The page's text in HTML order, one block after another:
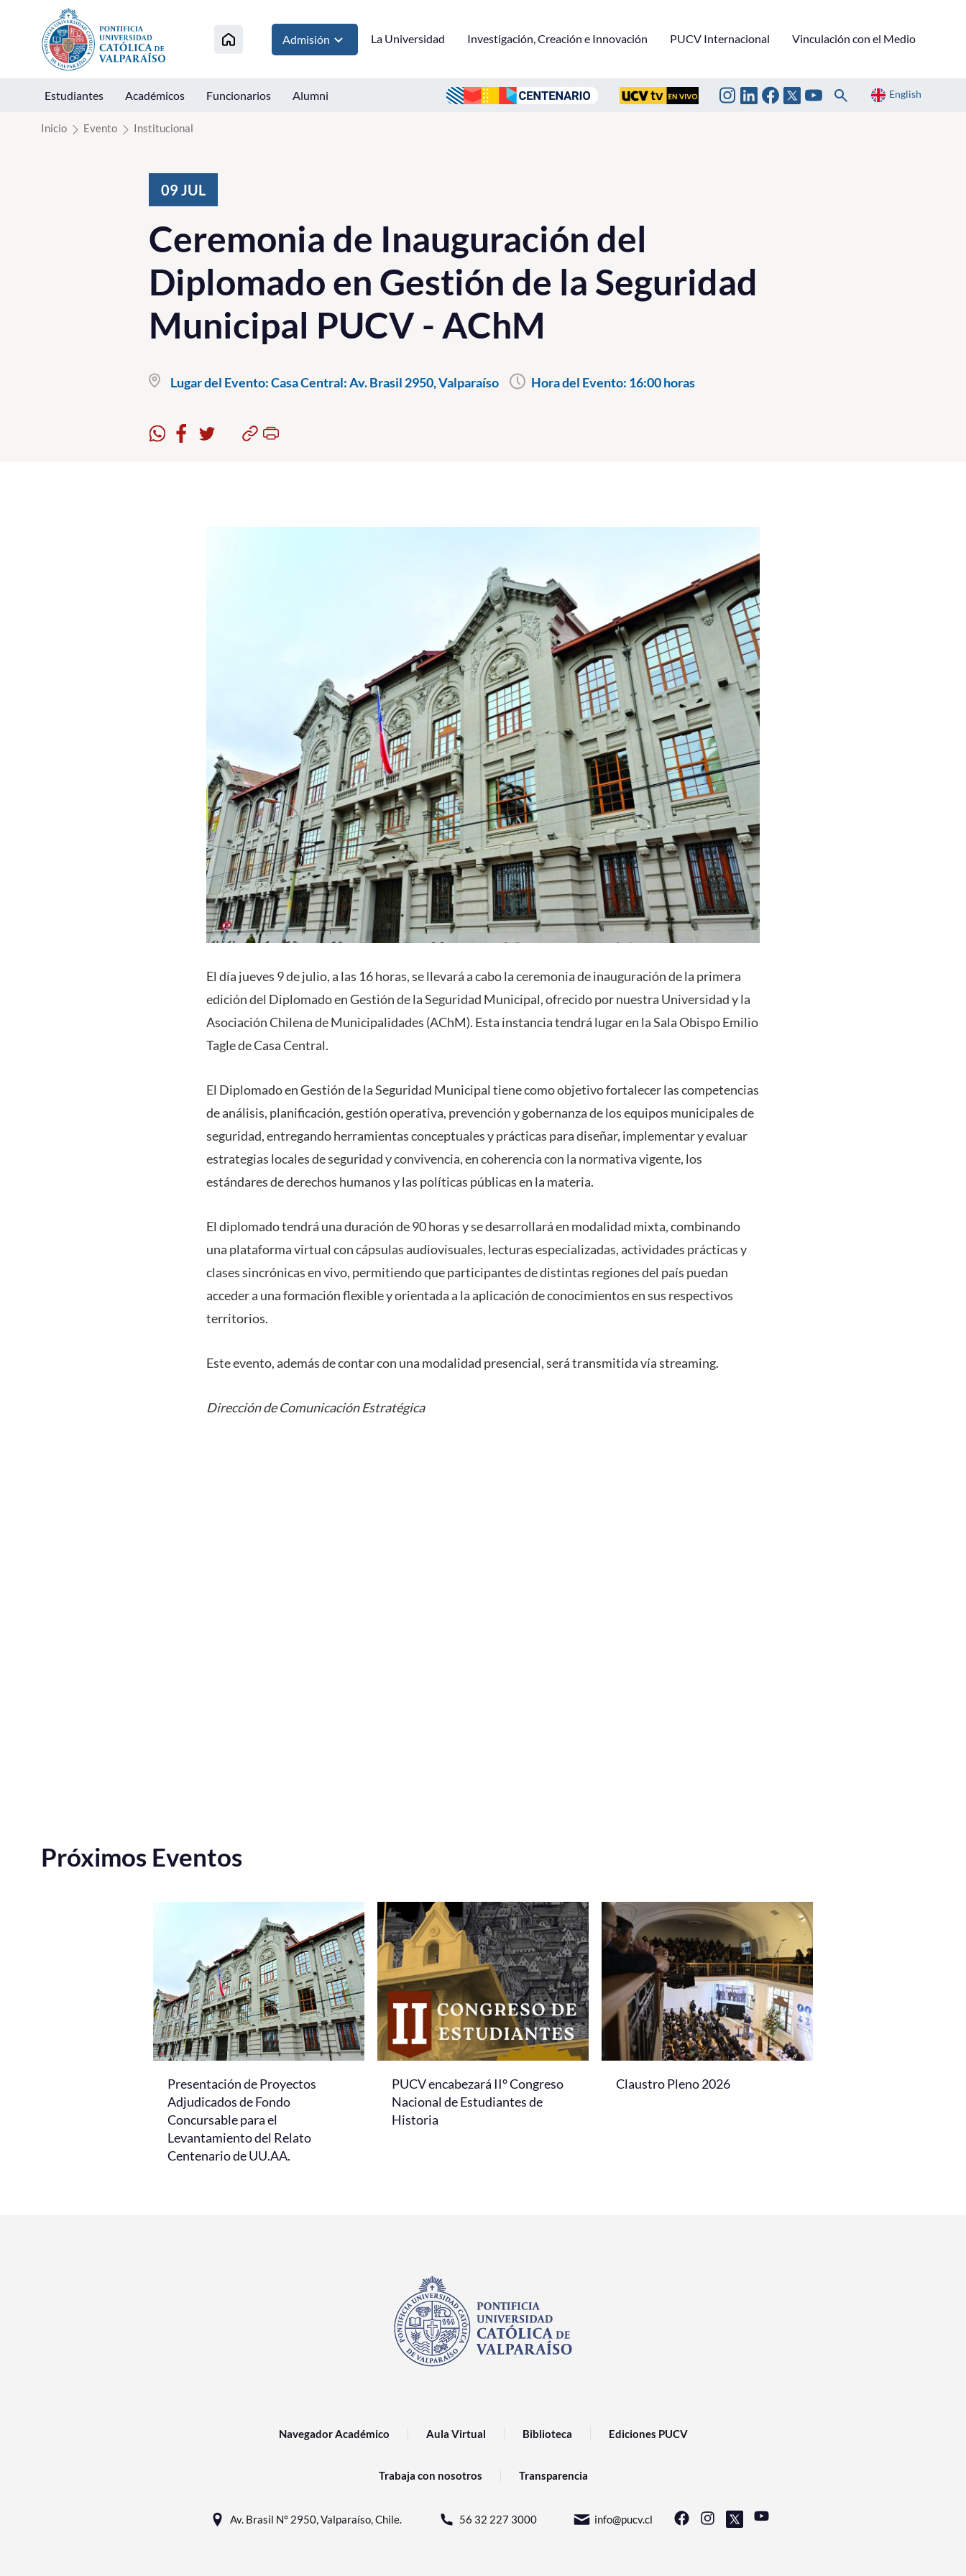
Click acá para ir directamente al contenido
Admisión La Universidad Investigación, Creación e Innovación PUCV Internacional Vinculación con el Medio
Estudiantes Académicos Funcionarios Alumni English
Inicio Evento Institucional
09 JUL
Ceremonia de Inauguración del
Diplomado en Gestión de la Seguridad
Municipal PUCV - AChM
Lugar del Evento:Casa Central: Av. Brasil 2950, Valparaíso Hora del Evento: 16:00 horas
El día jueves 9 de julio, a las 16 horas, se llevará a cabo la ceremonia de inauguración de la primera
edición del Diplomado en Gestión de la Seguridad Municipal, ofrecido por nuestra Universidad y la
Asociación Chilena de Municipalidades (AChM). Esta instancia tendrá lugar en la Sala Obispo Emilio
Tagle de Casa Central.
El Diplomado en Gestión de la Seguridad Municipal tiene como objetivo fortalecer las competencias
de análisis, planificación, gestión operativa, prevención y gobernanza de los equipos municipales de
seguridad, entregando herramientas conceptuales y prácticas para diseñar, implementar y evaluar
estrategias locales de seguridad y convivencia, en coherencia con la normativa vigente, los
estándares de derechos humanos y las políticas públicas en la materia.
El diplomado tendrá una duración de 90 horas y se desarrollará en modalidad mixta, combinando
una plataforma virtual con cápsulas audiovisuales, lecturas especializadas, actividades prácticas y
clases sincrónicas en vivo, permitiendo que participantes de distintas regiones del país puedan
acceder a una formación flexible y orientada a la aplicación de conocimientos en sus respectivos
territorios.
Este evento, además de contar con una modalidad presencial, será transmitida vía streaming.
Dirección de Comunicación Estratégica
Próximos Eventos
Presentación de Proyectos
Adjudicados de Fondo
Concursable para el
Levantamiento del Relato
Centenario de UU.AA.
PUCV encabezará II° Congreso
Nacional de Estudiantes de
Historia
Claustro Pleno 2026
Navegador Académico Aula Virtual Biblioteca Ediciones PUCV
Trabaja con nosotros Transparencia
Av. Brasil N° 2950, Valparaíso, Chile. 56 32 227 3000 info@pucv.cl